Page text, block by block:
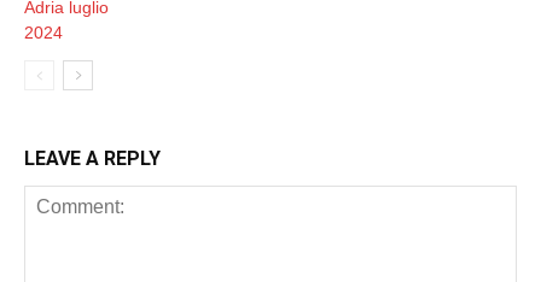
LEAVE A REPLY